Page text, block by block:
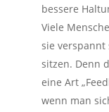
bessere
Viele
sie verspannt
sitzen. Denn
eine Art
wenn man